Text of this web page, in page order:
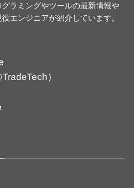
ラミングやツールの最新情報や
エンジニアが紹介しています。
）